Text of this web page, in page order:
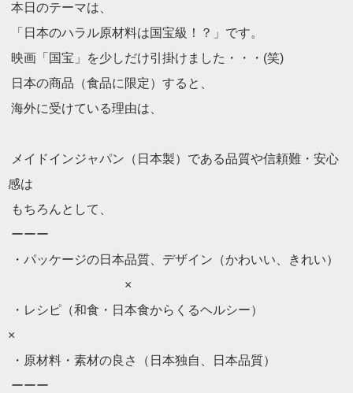
本日のテーマは、
「日本のハラル原材料は国宝級！？」です。
映画「国宝」を少しだけ引掛けました・・・(笑)
日本の商品（食品に限定）すると、
海外に受けている理由は、
メイドインジャパン（日本製）である品質や信頼難・安心
感は
もちろんとして、
ーーー
・パッケージの日本品質、デザイン（かわいい、きれい）
×
・レシピ（和食・日本食からくるヘルシー）
×
・原材料・素材の良さ（日本独自、日本品質）
ーーー